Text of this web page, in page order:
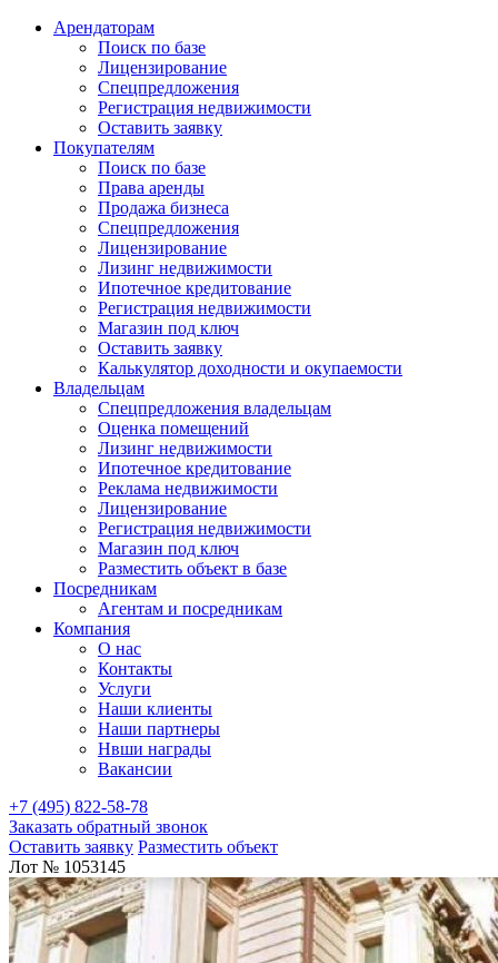
Арендаторам
Поиск по базе
Лицензирование
Спецпредложения
Регистрация недвижимости
Оставить заявку
Покупателям
Поиск по базе
Права аренды
Продажа бизнеса
Спецпредложения
Лицензирование
Лизинг недвижимости
Ипотечное кредитование
Регистрация недвижимости
Магазин под ключ
Оставить заявку
Калькулятор доходности и окупаемости
Владельцам
Спецпредложения владельцам
Оценка помещений
Лизинг недвижимости
Ипотечное кредитование
Реклама недвижимости
Лицензирование
Регистрация недвижимости
Магазин под ключ
Разместить объект в базе
Посредникам
Агентам и посредникам
Компания
О нас
Контакты
Услуги
Наши клиенты
Наши партнеры
Нвши награды
Вакансии
+7 (495) 822-58-78
Заказать обратный звонок
Оставить заявку Разместить объект
Лот № 1053145